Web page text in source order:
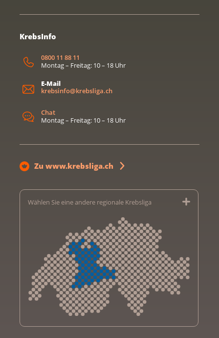
KrebsInfo
0800 11 88 11
Montag – Freitag: 10 – 18 Uhr
E-Mail
krebsinfo@krebsliga.ch
Chat
Montag – Freitag: 10 – 18 Uhr
Zu www.krebsliga.ch
Wählen Sie eine andere regionale Krebsliga